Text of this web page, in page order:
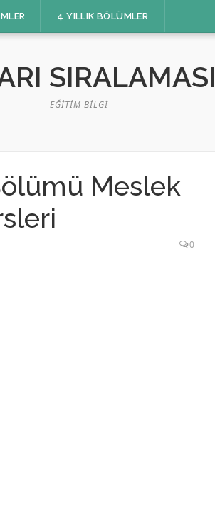
4 YILLIK BÖLÜMLER
SIRALAMASI
EĞITIM BILGI
Meslek
0